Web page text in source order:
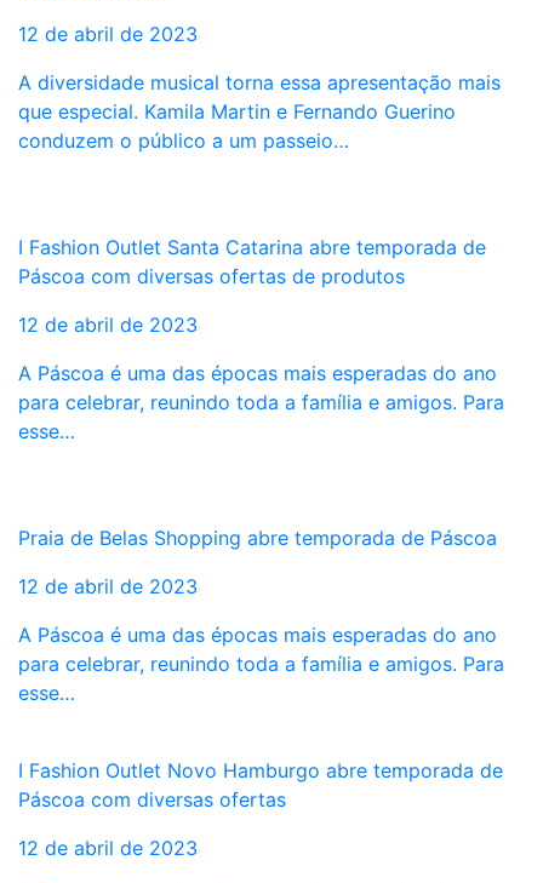
12 de abril de 2023
A diversidade musical torna essa apresentação mais
que especial. Kamila Martin e Fernando Guerino
conduzem o público a um passeio…
I Fashion Outlet Santa Catarina abre temporada de
Páscoa com diversas ofertas de produtos
12 de abril de 2023
A Páscoa é uma das épocas mais esperadas do ano
para celebrar, reunindo toda a família e amigos. Para
esse…
Praia de Belas Shopping abre temporada de Páscoa
12 de abril de 2023
A Páscoa é uma das épocas mais esperadas do ano
para celebrar, reunindo toda a família e amigos. Para
esse…
I Fashion Outlet Novo Hamburgo abre temporada de
Páscoa com diversas ofertas
12 de abril de 2023